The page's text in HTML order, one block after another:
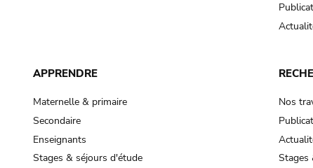
APPRENDRE
Maternelle & primaire
Secondaire
Enseignants
Stages & séjours d'étude
Nos
Stages